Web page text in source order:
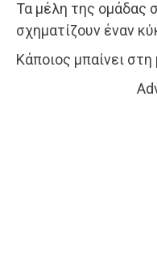
Τα μέλη της ομάδας
σχηματίζουν έναν
Κάποιος μπαίνει